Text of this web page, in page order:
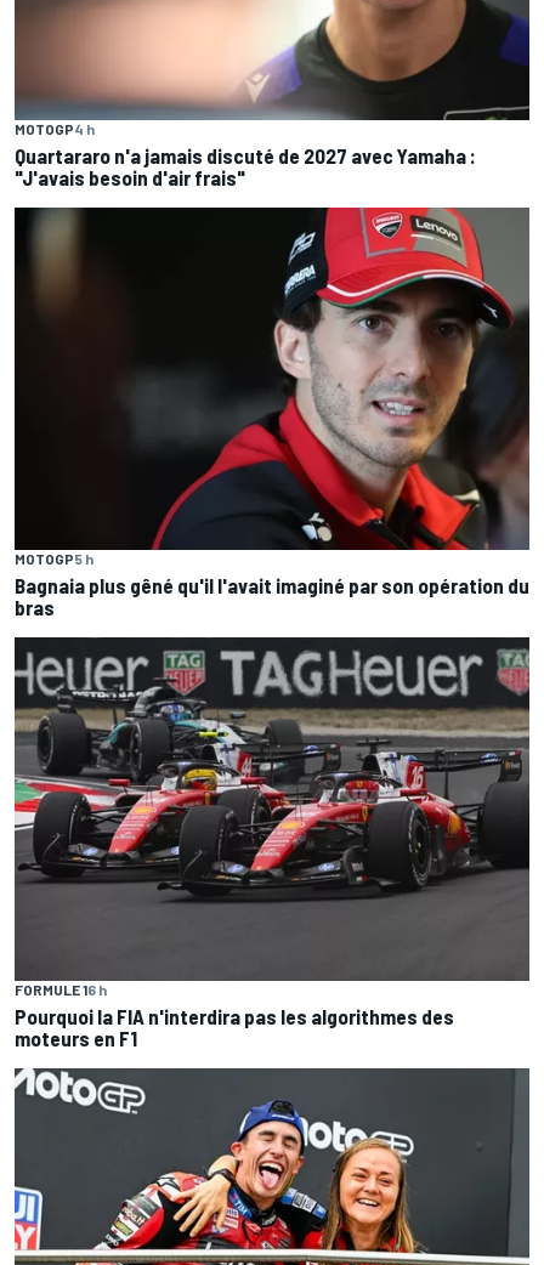
MOTOGP4 h
Quartararo n'a jamais discuté de 2027 avec Yamaha :
"J'avais besoin d'air frais"
MOTOGP5 h
Bagnaia plus gêné qu'il l'avait imaginé par son opération du
bras
FORMULE 16 h
Pourquoi la FIA n'interdira pas les algorithmes des
moteurs en F1